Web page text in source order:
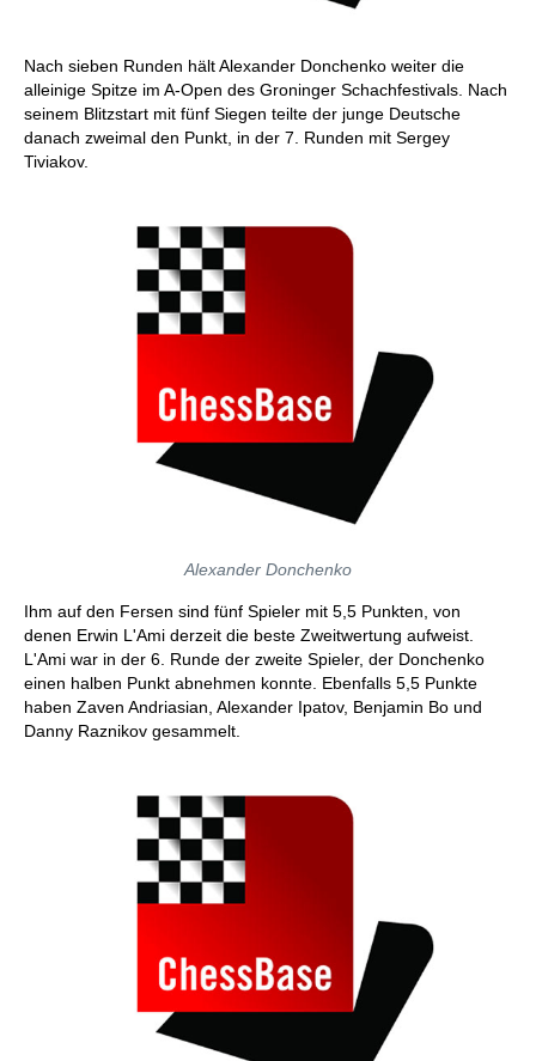
Nach sieben Runden hält Alexander Donchenko weiter die
alleinige Spitze im A-Open des Groninger Schachfestivals. Nach
seinem Blitzstart mit fünf Siegen teilte der junge Deutsche
danach zweimal den Punkt, in der 7. Runden mit Sergey
Tiviakov.
Alexander Donchenko
Ihm auf den Fersen sind fünf Spieler mit 5,5 Punkten, von
denen Erwin L'Ami derzeit die beste Zweitwertung aufweist.
L'Ami war in der 6. Runde der zweite Spieler, der Donchenko
einen halben Punkt abnehmen konnte. Ebenfalls 5,5 Punkte
haben Zaven Andriasian, Alexander Ipatov, Benjamin Bo und
Danny Raznikov gesammelt.